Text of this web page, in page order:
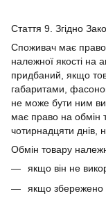
Стаття 9. Згідно
Споживач має
належної якості на
придбаний, якщо
габаритами,
не може бути ним
має право на обмін
чотирнадцяти днів,
Обмін товару
якщо він не
якщо збережено